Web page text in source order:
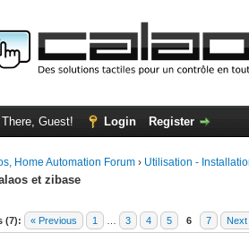
There, Guest! Login Register
Home Automation Forum › Utilisation -
et zibase
(7): « Previous 1 3 4 5 6 7 Next
0 Vote(s) - 0 Average
1
2
3
4
5